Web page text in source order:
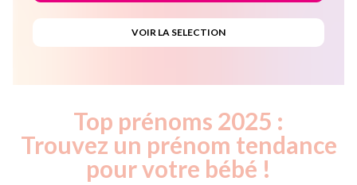
Top prénoms 2025 :
Trouvez un prénom tendance
pour votre bébé !